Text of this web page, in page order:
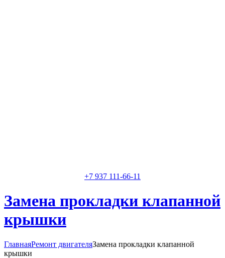
+7 937 111-66-11
Замена прокладки клапанной
крышки
ГлавнаяРемонт двигателяЗамена прокладки клапанной
крышки